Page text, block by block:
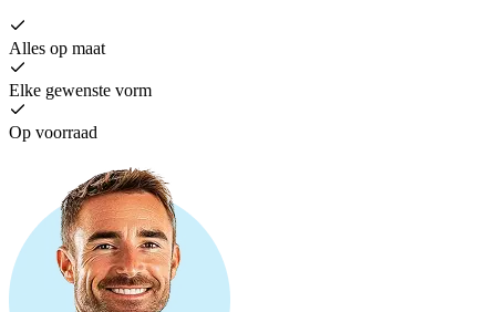
Alles op maat
Elke gewenste vorm
Op voorraad